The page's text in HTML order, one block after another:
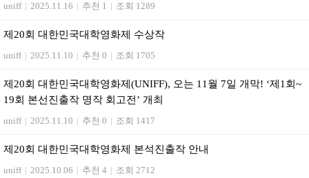
uniff | 2025.11.16 | 추천 1 | 조회 1289
제20회 대한민국대학영화제 수상작
uniff | 2025.11.10 | 추천 0 | 조회 1705
제20회 대한민국대학영화제(UNIFF), 오는 11월 7일 개막! ‘제1회~
19회 본선진출작 명작 회고전’ 개최
uniff | 2025.11.10 | 추천 0 | 조회 1417
제20회 대한민국대학영화제 본석진출작 안내
uniff | 2025.10.06 | 추천 4 | 조회 2712